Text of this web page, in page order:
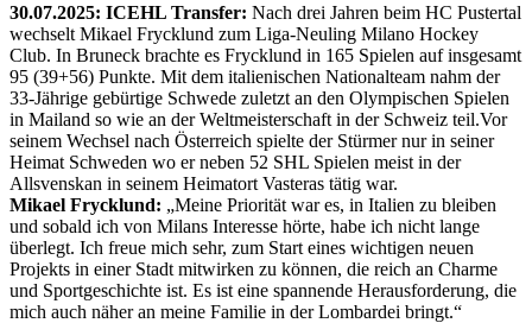
30.07.2025: ICEHL Transfer: Nach drei Jahren beim HC Pustertal
wechselt Mikael Frycklund zum Liga-Neuling Milano Hockey
Club. In Bruneck brachte es Frycklund in 165 Spielen auf insgesamt
95 (39+56) Punkte. Mit dem italienischen Nationalteam nahm der
33-Jährige gebürtige Schwede zuletzt an den Olympischen Spielen
in Mailand so wie an der Weltmeisterschaft in der Schweiz teil.Vor
seinem Wechsel nach Österreich spielte der Stürmer nur in seiner
Heimat Schweden wo er neben 52 SHL Spielen meist in der
Allsvenskan in seinem Heimatort Vasteras tätig war.
Mikael Frycklund: „Meine Priorität war es, in Italien zu bleiben
und sobald ich von Milans Interesse hörte, habe ich nicht lange
überlegt. Ich freue mich sehr, zum Start eines wichtigen neuen
Projekts in einer Stadt mitwirken zu können, die reich an Charme
und Sportgeschichte ist. Es ist eine spannende Herausforderung, die
mich auch näher an meine Familie in der Lombardei bringt.“